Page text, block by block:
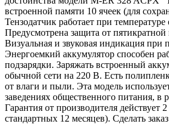
встроенной памяти 10 ячеек (для
Тензодатчик работает при
Предусмотрена защита от пятикратной
Визуальная и звуковая индикация при
Энергоемкий аккумулятор способен
подзарядки. Заряжать встроенный
обычной сети на 220 В. Есть
от влаги и пыли. Эта модель
заведениях общественного питания, в
Гарантия от производителя действует
стандартных 12 месяцев). Сделать